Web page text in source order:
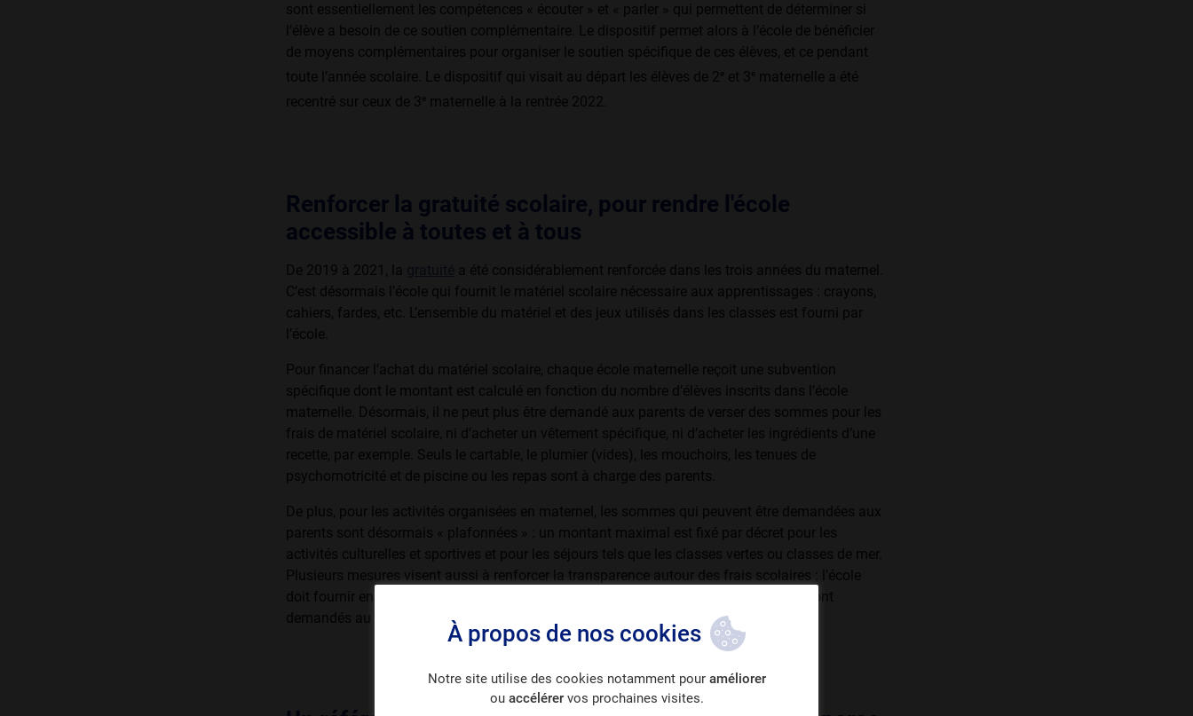
sont essentiellement les compétences « écouter » et « parler » qui permettent de déterminer si
l’élève a besoin de ce soutien complémentaire. Le dispositif permet alors à l’école de bénéficier
de moyens complémentaires pour organiser le soutien spécifique de ces élèves, et ce pendant
toute l’année scolaire. Le dispositif qui visait au départ les élèves de 2e et 3 e
maternelle a été
recentré sur ceux de 3 e maternelle à la rentrée 2022.
Renforcer la gratuité scolaire, pour rendre l'école
accessible à toutes et à tous
De 2019 à 2021, la
a été considérablement renforcée dans les trois années du maternel.
C’est désormais l’école qui fournit le matériel scolaire nécessaire aux apprentissages : crayons,
cahiers, fardes, etc. L’ensemble du matériel et des jeux utilisés dans les classes est fourni par
l’école.
Pour financer l’achat du matériel scolaire, chaque école maternelle reçoit une subvention
spécifique dont le montant est cal­culé en fonction du nombre d’élèves inscrits dans l’école
maternelle. Désormais, il ne peut plus être demandé aux parents de verser des sommes pour les
frais de matériel scolaire, ni d’acheter un vêtement spécifique, ni d’acheter les ingrédients d’une
recette, par exemple. Seuls le cartable, le plumier (vides), les mouchoirs, les tenues de
psychomotricité et de piscine ou les repas sont à charge des parents.
De plus, pour les activités organisées en maternel, les sommes qui peuvent être demandées aux
parents sont désormais « plafonnées » : un montant maximal est fixé par décret pour les
activités culturelles et sportives et pour les séjours tels que les classes vertes ou classes de mer.
Plusieurs mesures visent aussi à renforcer la transparence autour des frais scolaires : l’école
doit fournir en début d’année une estimation de l’ensemble des frais scolaires qui seront
demandés au cours de l’année, ainsi que des décomptes périodiques.
À propos de nos cookies
Notre site utilise des cookies notamment pour améliorer
ou accélérervos prochaines visites.